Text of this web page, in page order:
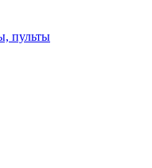
пульты